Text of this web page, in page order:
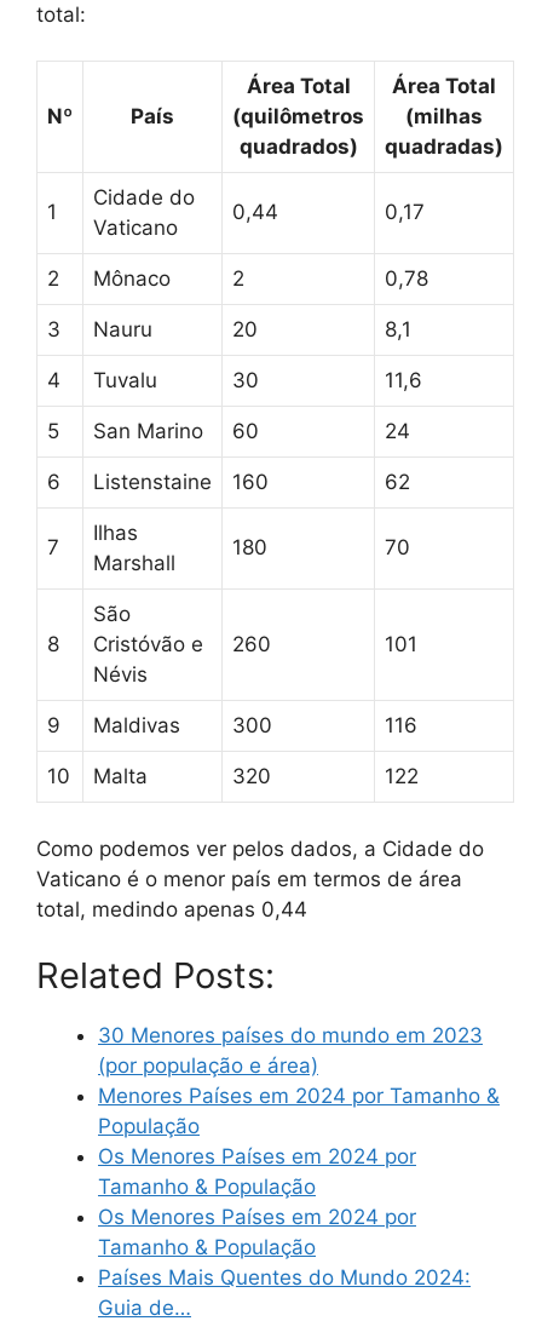
total:
Nº País
Área Total
(quilômetros
quadrados)
Área Total
(milhas
quadradas)
1
Cidade do
Vaticano
0,44 0,17
2 Mônaco 2 0,78
3 Nauru 20 8,1
4 Tuvalu 30 11,6
5 San Marino 60 24
6 Listenstaine 160 62
7
Ilhas
Marshall
180 70
8
São
Cristóvão e
Névis
260 101
9 Maldivas 300 116
10 Malta 320 122
Como podemos ver pelos dados, a Cidade do
Vaticano é o menor país em termos de área
total, medindo apenas 0,44
Related Posts:
30 Menores países do mundo em 2023
(por população e área)
Menores Países em 2024 por Tamanho &
População
Os Menores Países em 2024 por
Tamanho & População
Os Menores Países em 2024 por
Tamanho & População
Países Mais Quentes do Mundo 2024:
Guia de…